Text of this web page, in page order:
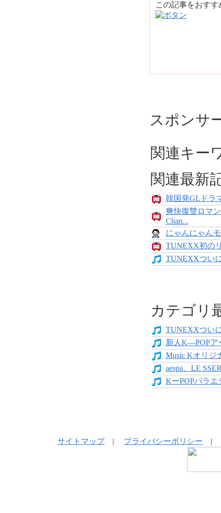
この記事をおす
スポンサ
関連キー
関連最新
韓国発GLドラ
爽快復讐ロマ
Chan...
にゃんにゃん
TUNEXX初の
TUNEXXつい
カテゴリ
TUNEXXつい
新人K―POPア
Music Kオリジ
aespa、LE
KーPOPバラエ
サイトマップ| プライバシーポリシー